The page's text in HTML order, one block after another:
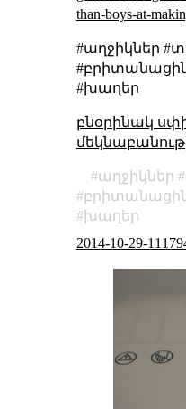
than-boys-at-
#աղջիկներ
#խաղեր
բնօրինակ
աղջիկներ
խաղեր
2014-10-29-